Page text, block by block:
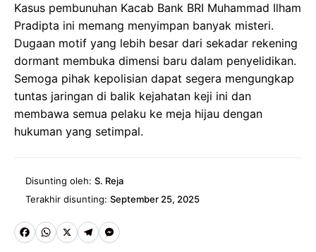
Kasus pembunuhan Kacab Bank BRI Muhammad Ilham
Pradipta ini memang menyimpan banyak misteri.
Dugaan motif yang lebih besar dari sekadar rekening
dormant membuka dimensi baru dalam penyelidikan.
Semoga pihak kepolisian dapat segera mengungkap
tuntas jaringan di balik kejahatan keji ini dan
membawa semua pelaku ke meja hijau dengan
hukuman yang setimpal.
Disunting oleh: S. Reja
Terakhir disunting: September 25, 2025
Fa W
X
Te M